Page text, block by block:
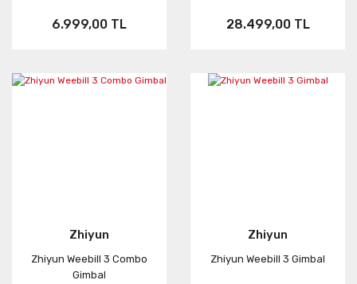
6.999,00 TL 28.499,00 TL
Zhiyun
Zhiyun Weebill 3 Combo
Gimbal
Zhiyun
Zhiyun Weebill 3 Gimbal